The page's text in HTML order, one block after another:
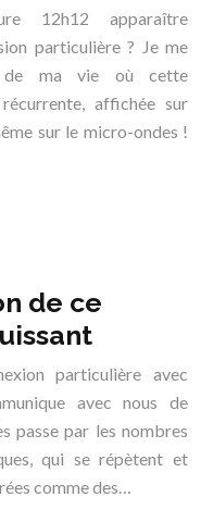
12h12 apparaître
particulière ? Je me
de ma vie où cette
affichée sur
sur le micro-ondes !
de ce
particulière avec
avec nous de
passe par les nombres
qui se répètent et
comme des…